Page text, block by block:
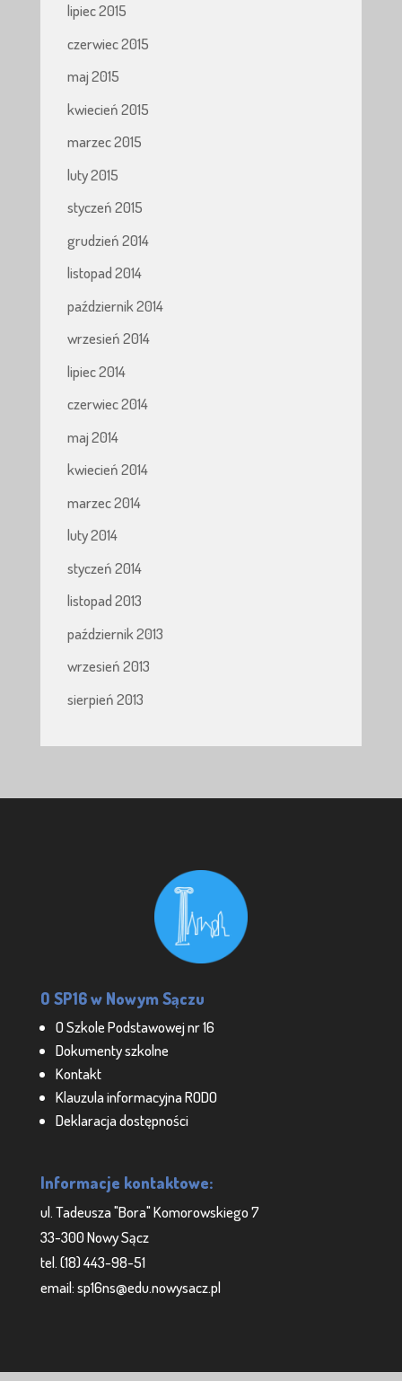
lipiec 2015
czerwiec 2015
maj 2015
kwiecień 2015
marzec 2015
luty 2015
styczeń 2015
grudzień 2014
listopad 2014
październik 2014
wrzesień 2014
lipiec 2014
czerwiec 2014
maj 2014
kwiecień 2014
marzec 2014
luty 2014
styczeń 2014
listopad 2013
październik 2013
wrzesień 2013
sierpień 2013
O SP16 w Nowym Sączu
O Szkole Podstawowej nr 16
Dokumenty szkolne
Kontakt
Klauzula informacyjna RODO
Deklaracja dostępności
Informacje kontaktowe:
ul. Tadeusza "Bora" Komorowskiego 7
33-300 Nowy Sącz
tel. (18) 443-98-51
email: sp16ns@edu.nowysacz.pl